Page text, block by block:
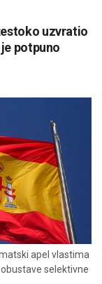
uzvratio
potpuno
apel vlastima
selektivne